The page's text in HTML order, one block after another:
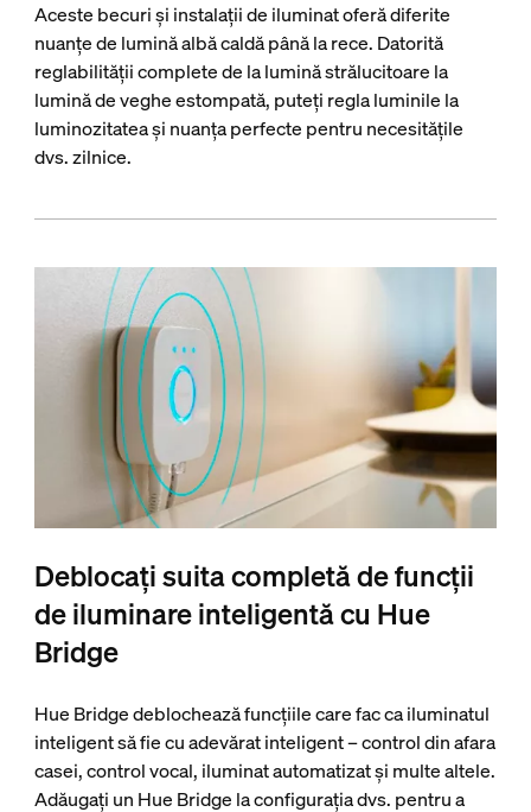
Aceste becuri și instalații de iluminat oferă diferite
nuanțe de lumină albă caldă până la rece. Datorită
reglabilității complete de la lumină strălucitoare la
lumină de veghe estompată, puteți regla luminile la
luminozitatea și nuanța perfecte pentru necesitățile
dvs. zilnice.
Deblocați suita completă de funcții
de iluminare inteligentă cu Hue
Bridge
Hue Bridge deblochează funcțiile care fac ca iluminatul
inteligent să fie cu adevărat inteligent – control din afara
casei, control vocal, iluminat automatizat și multe altele.
Adăugați un Hue Bridge la configurația dvs. pentru a